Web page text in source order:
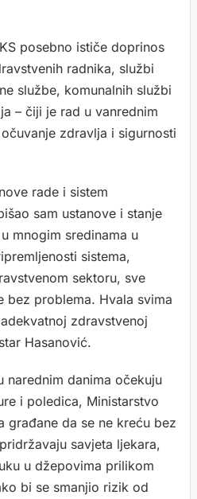
posebno ističe doprinos
radnika, službi
službe, komunalnih službi
– čiji je rad u vanrednim
zdravlja i sigurnosti
rade i sistem
sam ustanove i stanje
mnogim sredinama u
sistema,
sektoru, sve
bez problema. Hvala svima
zdravstvenoj
Hasanović.
narednim danima očekuju
i poledica, Ministarstvo
građane da se ne kreću bez
savjeta ljekara,
u džepovima prilikom
bi se smanjio rizik od